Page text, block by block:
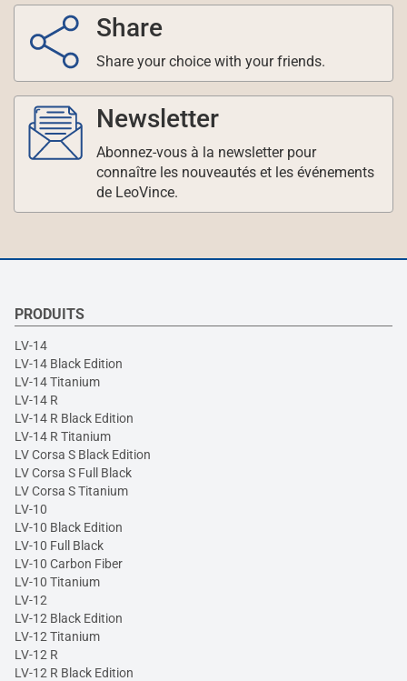
Share
Share your choice with your friends.
Newsletter
Abonnez-vous à la newsletter pour
connaître les nouveautés et les événements
de LeoVince.
PRODUITS
LV-14
LV-14 Black Edition
LV-14 Titanium
LV-14 R
LV-14 R Black Edition
LV-14 R Titanium
LV Corsa S Black Edition
LV Corsa S Full Black
LV Corsa S Titanium
LV-10
LV-10 Black Edition
LV-10 Full Black
LV-10 Carbon Fiber
LV-10 Titanium
LV-12
LV-12 Black Edition
LV-12 Titanium
LV-12 R
LV-12 R Black Edition